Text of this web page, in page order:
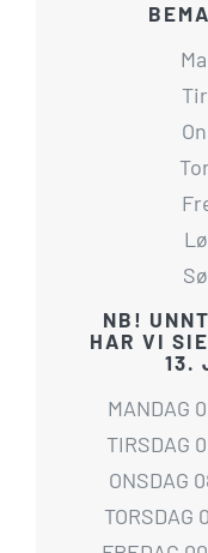
NB!
HAR VI
13.
MANDAG
TIRSDAG
ONSDAG
TORSDAG